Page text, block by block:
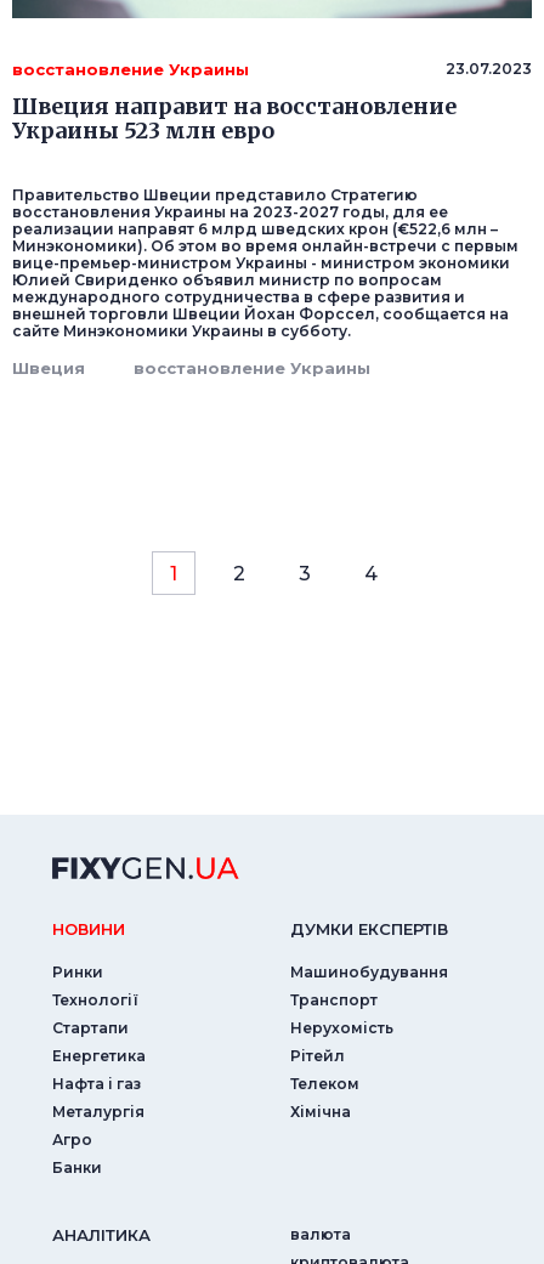
восстановление Украины 23.07.2023
Швеция направит на восстановление
Украины 523 млн евро
Правительство Швеции представило Стратегию
восстановления Украины на 2023-2027 годы, для ее
реализации направят 6 млрд шведских крон (€522,6 млн –
Минэкономики). Об этом во время онлайн-встречи с первым
вице-премьер-министром Украины - министром экономики
Юлией Свириденко объявил министр по вопросам
международного сотрудничества в сфере развития и
внешней торговли Швеции Йохан Форссел, сообщается на
сайте Минэкономики Украины в субботу.
Швеция восстановление Украины
1 2 3 4
НОВИНИ
Ринки
Технології
Стартапи
Енергетика
Нафта і газ
Металургія
Агро
Банки
ДУМКИ ЕКСПЕРТIВ
Машинобудування
Транспорт
Нерухомість
Рітейл
Телеком
Хімічна
АНАЛIТИКА
валюта